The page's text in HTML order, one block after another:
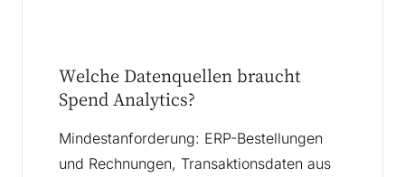
Welche Datenquellen braucht
Spend Analytics?
Mindestanforderung: ERP-Bestellungen
und Rechnungen, Transaktionsdaten aus